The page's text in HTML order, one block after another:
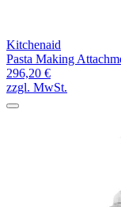
Kitchenaid
Pasta Making
296,20 €
zzgl. MwSt.